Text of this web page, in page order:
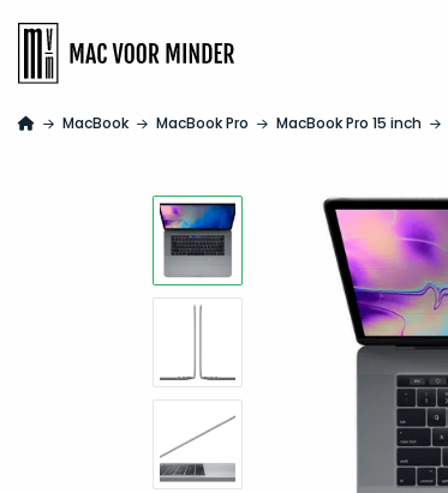
MacBook MacBook Pro MacBook Pro 15 inch